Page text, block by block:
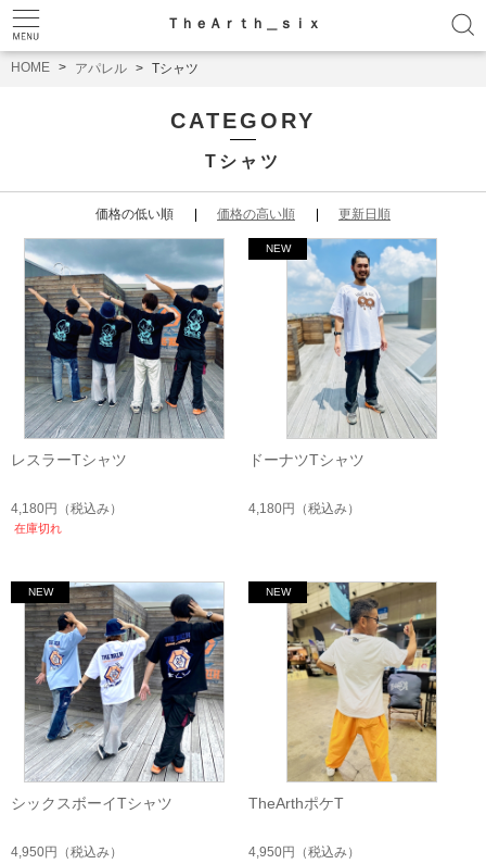
ＴｈｅＡｒｔｈ＿ｓｉｘ
HOME アパレル Tシャツ
CATEGORY
Tシャツ
価格の低い順 価格の高い順 更新日順
レスラーTシャツ
4,180円 （税込み）
在庫切れ
ドーナツTシャツ
4,180円 （税込み）
シックスボーイTシャツ
4,950円 （税込み）
TheArthポケT
4,950円 （税込み）